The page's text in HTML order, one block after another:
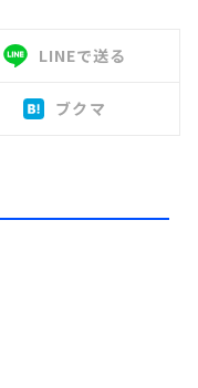
LINEで送る
ブクマ